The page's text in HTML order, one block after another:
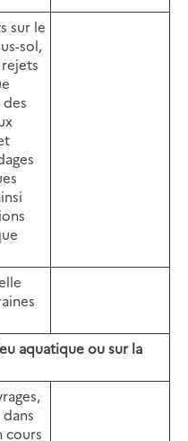
sur le
sol,
rejets
des
aquatique ou sur la
cours